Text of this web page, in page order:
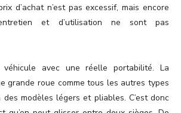
d’achat n’est pas excessif, mais encore
et d’utilisation ne sont pas
avec une réelle portabilité. La
grande roue comme tous les autres types
modèles légers et pliables. C’est donc